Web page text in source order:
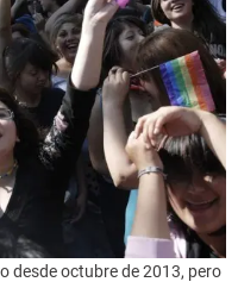
desde octubre de 2013, pero